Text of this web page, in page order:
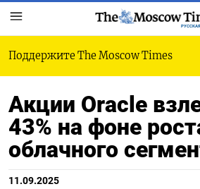
Поддержите The Moscow Times
Акции Oracle
43% на фоне
облачного
11.09.2025